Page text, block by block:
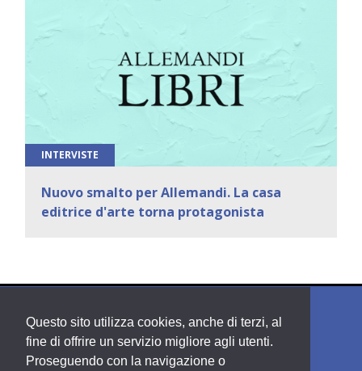
Questo sito utilizza cookies, anche di terzi, al
fine di offrire un servizio migliore agli utenti.
Proseguendo con la navigazione o
INTERVISTE
Nuovo smalto per Allemandi. La casa
editrice d'arte torna protagonista